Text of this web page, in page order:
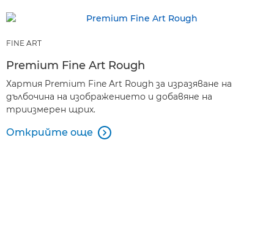
FINE ART
Premium Fine Art Rough
Хартия Premium Fine Art Rough за изразяване на
дълбочина на изображението и добавяне на
триизмерен щрих.
Открийте още 